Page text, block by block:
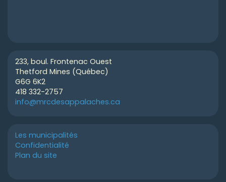
233, boul. Frontenac Ouest
Thetford Mines (Québec)
G6G 6K2
418 332-2757
info@mrcdesappalaches.ca
Les municipalités
Confidentialité
Plan du site